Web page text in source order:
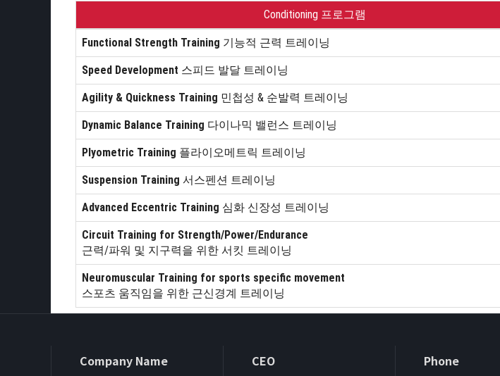
Conditioning 프로그램
Functional Strength Training 기능적 근력 트레이닝
Speed Development 스피드 발달 트레이닝
Agility & Quickness Training 민첩성 & 순발력 트레이닝
Dynamic Balance Training 다이나믹 밸런스 트레이닝
Plyometric Training 플라이오메트릭 트레이닝
Suspension Training 서스펜션 트레이닝
Advanced Eccentric Training 심화 신장성 트레이닝
Circuit Training for Strength/Power/Endurance
근력/파워 및 지구력을 위한 서킷 트레이닝
Neuromuscular Training for sports specific movement
스포츠 움직임을 위한 근신경계 트레이닝
Company Name CEO Phone